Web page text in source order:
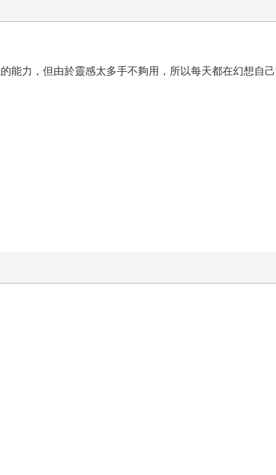
能力，但由於靈感太多手不夠用，所以每天都在幻想自